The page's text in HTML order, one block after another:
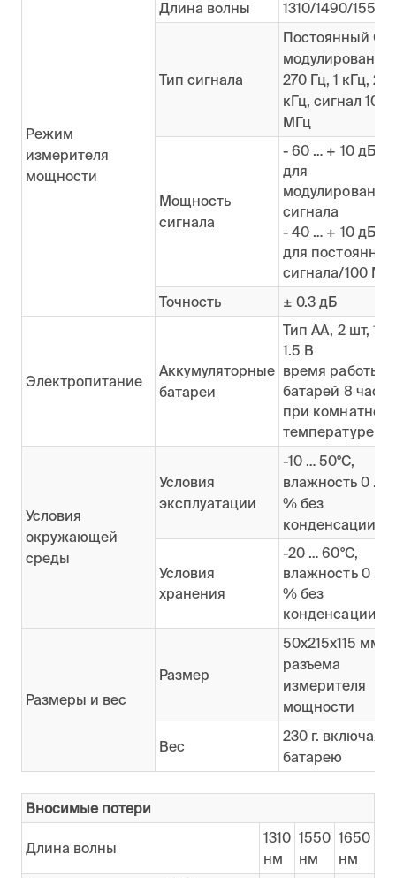
Режим
измерителя
мощности
Длина волны 1310/1490/1550
Тип сигнала
Постоянный
270 Гц, 1 кГц, 2
кГц, сигнал 100
МГц
Мощность
сигнала
- 60 … + 10 дБм
для
сигнала
- 40 … + 10 дБм
для
сигнала/100
Точность
± 0.3 дБ
Электропитание
Аккумуляторные
батареи
Тип АА, 2 шт, 1.2
1.5 В
время работы
батарей 8 часов
при комнатной
температуре
Условия
окружающей
среды
Условия
эксплуатации
-10 … 50°C,
влажность 0 …
% без
конденсации
Условия
хранения
-20 … 60°C,
влажность 0 …
% без
конденсации
Размеры и вес
Размер
50х215х115 мм
разъема
измерителя
мощности
Вес
230 г. включая
батарею
Вносимые потери
Длина волны
1310
нм
1550
нм
1650
нм